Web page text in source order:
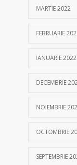
MARTIE 2022
FEBRUARIE
IANUARIE 2022
DECEMBRIE
NOIEMBRIE
OCTOMBRIE
SEPTEMBRIE